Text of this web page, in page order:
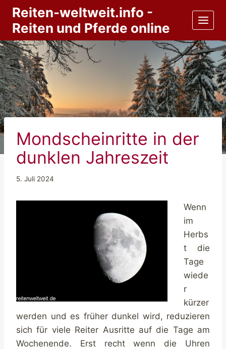
Zum
Inhalt
springen
Reiten-weltweit.info -
Reiten und Pferde online
Mondscheinritte in der
dunklen Jahreszeit
5. Juli 2024
Wenn
im
Herbs
t die
Tage
wiede
r
kürzer
werden und es früher dunkel wird, reduzieren
sich für viele Reiter Ausritte auf die Tage am
Wochenende. Erst recht wenn die Uhren